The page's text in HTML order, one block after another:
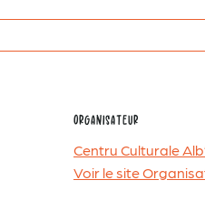
ORGANISATEUR
Centru Culturale
Voir le site